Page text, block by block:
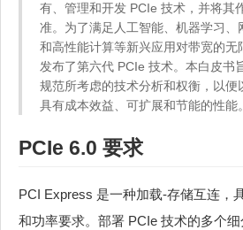
有、管理和开发 PCIe 技术，并将其
准。为了满足人工智能、机器学习、
和高性能计算等新兴应用对带宽的无
发布了第六代 PCIe 技术。本白皮书
规范所考虑的技术分析和权衡，以便
具有成本效益、可扩展和节能的性能。
PCIe 6.0 要求
PCI Express 是一种加载-存储互连，
和功率要求。部署 PCIe 技术的多个